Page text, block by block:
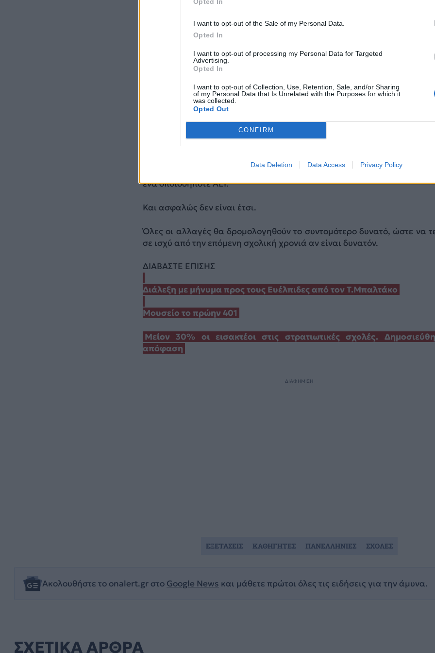
I want to opt-out of the Sale of my Personal Data.
Opted In
I want to opt-out of processing my Personal Data for Targeted
Advertising.
Opted In
I want to opt-out of Collection, Use, Retention, Sale, and/or Sharing
of my Personal Data that Is Unrelated with the Purposes for which it
was collected.
Opted Out
CONFIRM
Data Deletion Data Access Privacy Policy
Στόχος είναι η αναβάθμιση του επιπέδου σπουδών,ο οποίος δεν
με τα όσα έκανε ο Βενιζέλος ως ΥΕΘΑ. Το βασικό του λάθος ήταν
ρυθμίσεις που έκανε αντιμετώπιζαν τις Ανώτατες Στρατιωτικές
ένα οποιοδήποτε ΑΕΙ.
Και ασφαλώς δεν είναι έτσι.
Όλες οι αλλαγές θα δρομολογηθούν το συντομότερο δυνατό, ώστε να
σε ισχύ από την επόμενη σχολική χρονιά αν είναι δυνατόν.
ΔΙΑΒΑΣΤΕ ΕΠΙΣΗΣ
Διάλεξη με μήνυμα προς τους Ευέλπιδες από τον Τ.Μπαλτάκο
Μουσείο το πρώην 401
Μείον 30% οι εισακτέοι στις στρατιωτικές σχολές.
απόφαση
ΔΙΑΦΗΜΙΣΗ
Ακολουθήστε το onalert.gr στο Google News και μάθετε πρώτοι όλες τις ειδήσεις για την άμυνα.
ΕΞΕΤΑΣΕΙΣ ΚΑΘΗΓΗΤΕΣ ΠΑΝΕΛΛΗΝΙΕΣ ΣΧΟΛΕΣ
ΣΧΕΤΙΚΑ ΑΡΘΡΑ